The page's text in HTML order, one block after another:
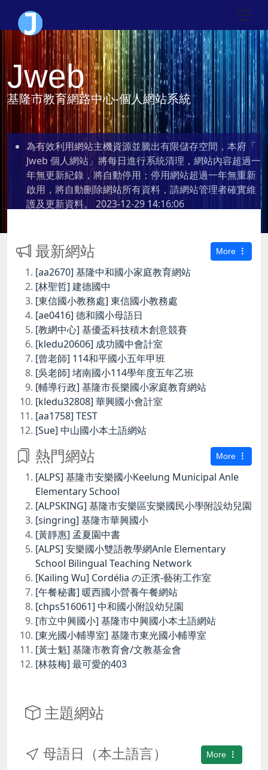
Jweb
基隆市教育網路中心-個人網站系統
為有效利用網站主機資源並騰出有限儲存空間，本府「
Jweb 個人網站」將每日進行系統清理，網站內容超過一
年無更新紀錄，將自動停用；停用網站超過一年無重新
啟用，將自動刪除網站所有資料，請網站管理者確實維
護及更新資料。 2023-12-29 14:16:06
最新網站 More
[aa2670] 基隆中和國小家庭教育網站
[林聖哲] 建德國中
[東信國小教務處] 東信國小教務處
[ae0416] 德和國小母語日
[教網中心] 基優盃科技積木創意競賽
[kledu20606] 成功國中會計室
[曾老師] 114和平國小五年甲班
[吳老師] 堵南國小114學年度五年乙班
[輔導行政] 基隆市長樂國小家庭教育網站
[kledu32808] 華興國小會計室
[aa1758] TEST
[Sue] 中山國小本土語網站
熱門網站 More
[ALPS] 基隆市安樂國小Keelung Municipal Anle
Elementary School
[ALPSKING] 基隆市安樂區安樂國民小學附設幼兒園
[singring] 基隆市華興國小
[黃靜惠] 孟夏園中書
[ALPS] 安樂國小雙語教學網Anle Elementary
School Bilingual Teaching Network
[Kailing Wu] Cordélia の正濱-藝術工作室
[午餐秘書] 暖西國小營養午餐網站
[chps516061] 中和國小附設幼兒園
[市立中興國小] 基隆市中興國小本土語網站
[東光國小輔導室] 基隆市東光國小輔導室
[黃士魁] 基隆市教育會/文教基金會
[林筱梅] 最可愛的403
主題網站
More
母語日（本土語言）